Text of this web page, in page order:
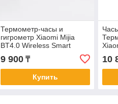
Термометр-часы и
гигрометр Xiaomi Mijia
BT4.0 Wireless Smart
Electric Digital Clock
9 900₸
Купить
10